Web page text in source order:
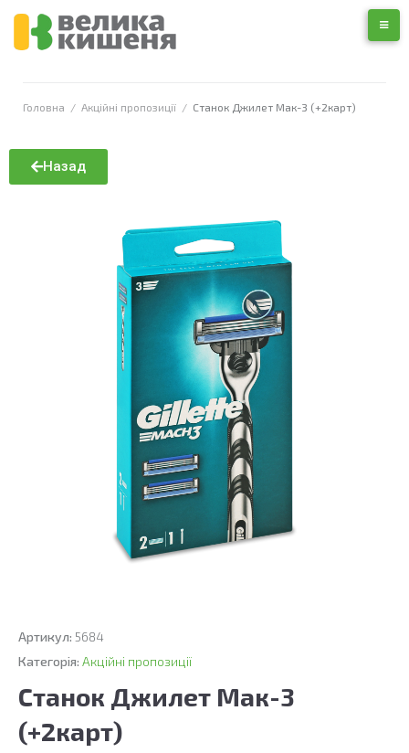
Головна / Акційні пропозиції / Станок Джилет Мак-3 (+2карт)
Назад
Артикул: 5684
Категорія: Акційні пропозиції
Станок Джилет Мак-3
(+2карт)